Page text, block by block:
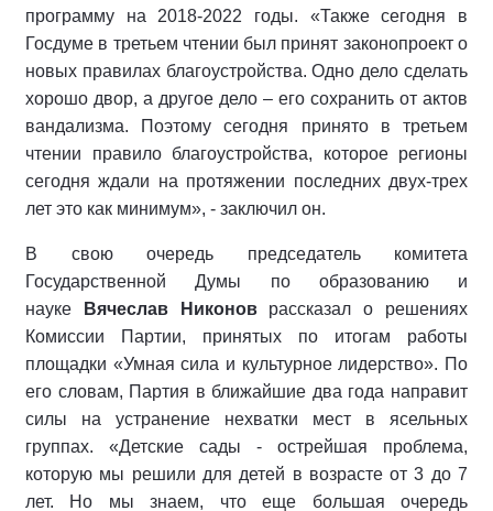
программу на 2018-2022 годы. «Также сегодня в
Госдуме в третьем чтении был принят законопроект о
новых правилах благоустройства. Одно дело сделать
хорошо двор, а другое дело – его сохранить от актов
вандализма. Поэтому сегодня принято в третьем
чтении правило благоустройства, которое регионы
сегодня ждали на протяжении последних двух-трех
лет это как минимум», - заключил он.
В свою очередь председатель комитета
Государственной Думы по образованию и
науке
Вячеслав Никоноврассказал о решениях
Комиссии Партии, принятых по итогам работы
площадки «Умная сила и культурное лидерство». По
его словам, Партия в ближайшие два года направит
силы на устранение нехватки мест в ясельных
группах. «Детские сады - острейшая проблема,
которую мы решили для детей в возрасте от 3 до 7
лет. Но мы знаем, что еще большая очередь